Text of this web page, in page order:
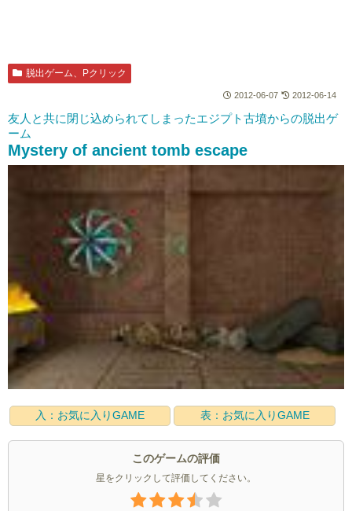
脱出ゲーム、Pクリック
2012-06-07 2012-06-14
友人と共に閉じ込められてしまったエジプト古墳からの脱出ゲ
ーム
Mystery of ancient tomb escape
入：お気に入りGAME 表：お気に入りGAME
このゲームの評価
星をクリックして評価してください。